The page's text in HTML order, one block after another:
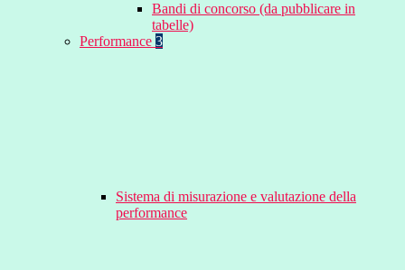
Bandi di concorso (da pubblicare in
tabelle)
Performance 3
Sistema di misurazione e valutazione della
performance